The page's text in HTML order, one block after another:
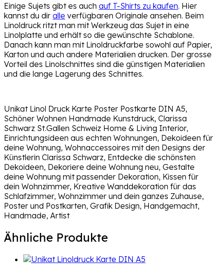
Einige Sujets gibt es auch auf T-Shirts zu kaufen. Hier
kannst du dir alle verfügbaren Originale ansehen. Beim
Linoldruck ritzt man mit Werkzeug das Sujet in eine
Linolplatte und erhält so die gewünschte Schablone.
Danach kann man mit Linoldruckfarbe sowohl auf Papier,
Karton und auch andere Materialien drucken. Der grosse
Vorteil des Linolschnittes sind die günstigen Materialien
und die lange Lagerung des Schnittes.
Unikat Linol Druck Karte Poster Postkarte DIN A5,
Schöner Wohnen Handmade Kunstdruck, Clarissa
Schwarz St.Gallen Schweiz Home & Living Interior,
Einrichtungsideen aus echten Wohnungen, Dekoideen für
deine Wohnung, Wohnaccessoires mit den Designs der
Künstlerin Clarissa Schwarz, Entdecke die schönsten
Dekoideen, Dekoriere deine Wohnung neu, Gestalte
deine Wohnung mit passender Dekoration, Kissen für
dein Wohnzimmer, Kreative Wanddekoration für das
Schlafzimmer, Wohnzimmer und dein ganzes Zuhause,
Poster und Postkarten, Grafik Design, Handgemacht,
Handmade, Artist
Ähnliche Produkte